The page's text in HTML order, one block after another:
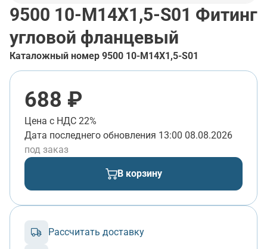
9500 10-М14Х1,5-S01 Фитинг
угловой фланцевый
Каталожный номер 9500 10-М14Х1,5-S01
688 ₽
Цена с НДС 22%
Дата последнего обновления 13:00 08.08.2026
под заказ
В корзину
Рассчитать доставку